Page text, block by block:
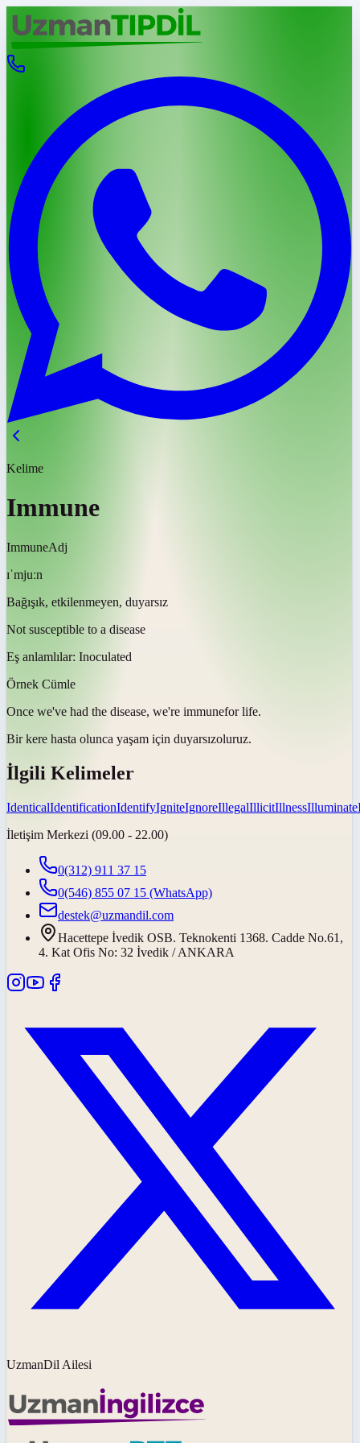
Kelime
Immune
ImmuneAdj
ɪˈmjuːn
Bağışık, etkilenmeyen, duyarsız
Not susceptible to a disease
Eş anlamlılar: Inoculated
Örnek Cümle
Once we've had the disease, we're immunefor life.
Bir kere hasta olunca yaşam için duyarsızoluruz.
İlgili Kelimeler
IdenticalIdentificationIdentifyIgniteIgnoreIllegalIllicitIllnessIlluminate
İletişim Merkezi (09.00 - 22.00)
0(312) 911 37 15
0(546) 855 07 15 (WhatsApp)
destek@uzmandil.com
Hacettepe İvedik OSB. Teknokenti 1368. Cadde No.61,
4. Kat Ofis No: 32 İvedik / ANKARA
UzmanDil Ailesi